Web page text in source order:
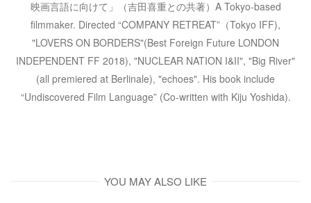
映画言語に向けて」（吉田喜重との共著）A Tokyo-based
filmmaker. Directed “COMPANY RETREAT”（Tokyo IFF),
"LOVERS ON BORDERS"(Best Foreign Future LONDON
INDEPENDENT FF 2018), "NUCLEAR NATION I&II", "Big River"
(all premiered at Berlinale), "echoes". His book include
“Undiscovered Film Language” (Co-written with Kiju Yoshida).
YOU MAY ALSO LIKE